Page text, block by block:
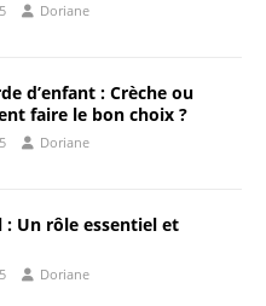
Doriane
d’enfant : Crèche ou
faire le bon choix ?
Doriane
: Un rôle essentiel et
Doriane